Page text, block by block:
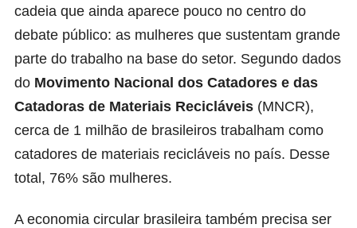
cadeia que ainda aparece pouco no centro do
debate público: as mulheres que sustentam grande
parte do trabalho na base do setor. Segundo dados
do Movimento Nacional dos Catadores e das
Catadoras de Materiais Recicláveis (MNCR),
cerca de 1 milhão de brasileiros trabalham como
catadores de materiais recicláveis no país. Desse
total, 76% são mulheres.
A economia circular brasileira também precisa ser